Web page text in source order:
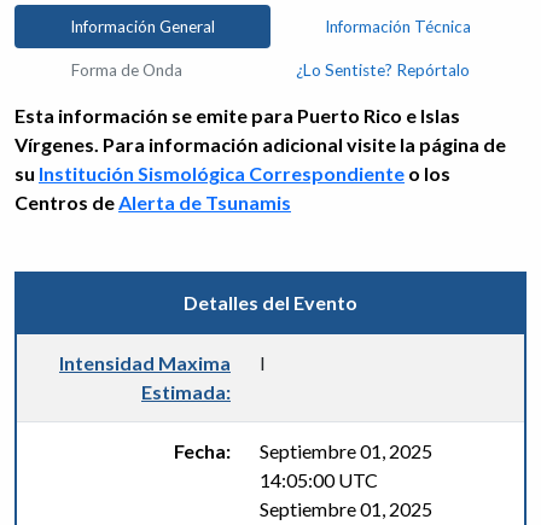
Información General Información Técnica
Forma de Onda ¿Lo Sentiste? Repórtalo
Esta información se emite para Puerto Rico e Islas
Vírgenes. Para información adicional visite la página de
su Institución Sismológica Correspondiente o los
Centros deAlerta de Tsunamis
Detalles del Evento
Intensidad Maxima
Estimada:
I
Fecha:
Septiembre 01, 2025
14:05:00 UTC
Septiembre 01, 2025